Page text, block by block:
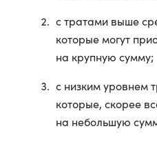
с тратами выше
которые могут
на крупную сумму;
с низким уровнем
которые, скорее
на небольшую